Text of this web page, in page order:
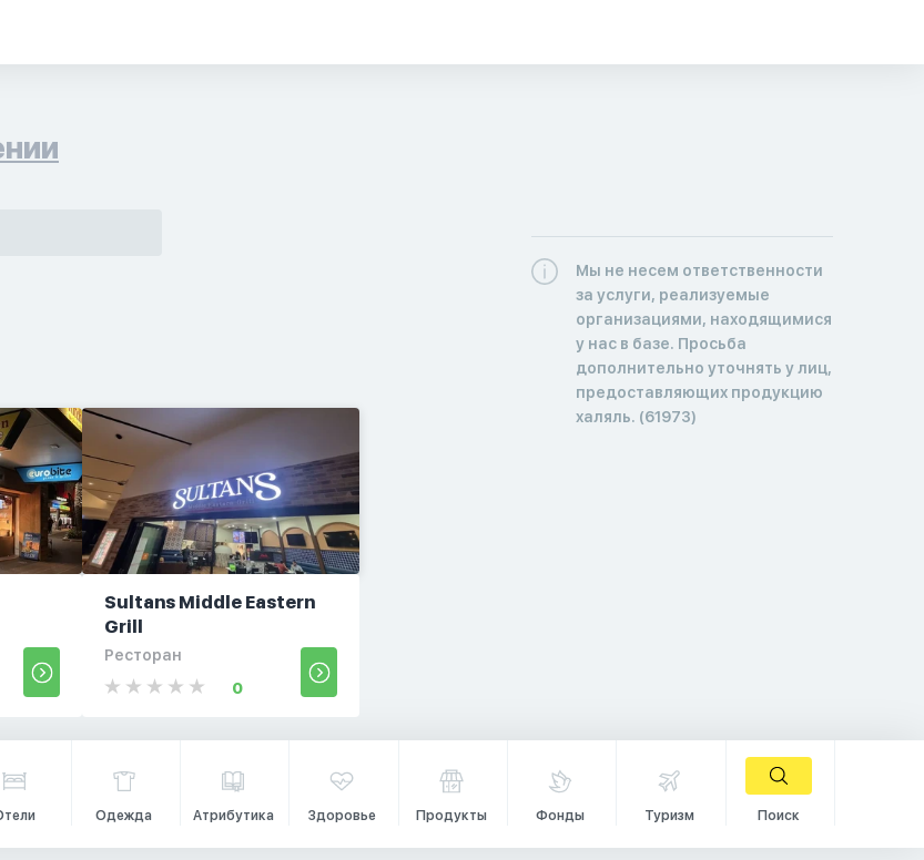
Sultans Middle Eastern
Grill
Ресторан
0
Мы не несем ответственности
за услуги, реализуемые
организациями, находящимися
у нас в базе. Просьба
дополнительно уточнять у лиц,
предоставляющих продукцию
халяль. (61973)
Одежда Атрибутика Здоровье Продукты Фонды Туризм Поиск